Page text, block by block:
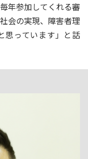
年参加してくれる審
会の実現、障害者理
思っています」と話